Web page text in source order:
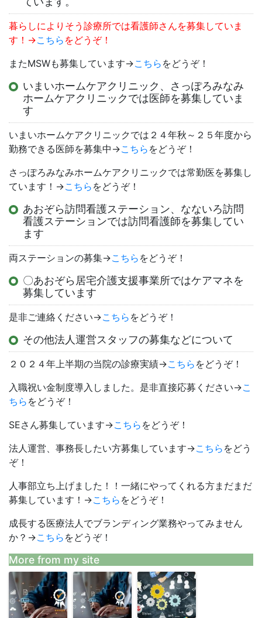
暮らしによりそう診療所では看護師さんを募集していま
す！→こちら をどうぞ！
またMSWも募集しています→こちら をどうぞ！
いまいホームケアクリニック、さっぽろみなみ
ホームケアクリニックでは医師を募集していま
す
いまいホームケアクリニックでは２４年秋～２５年度から
勤務できる医師を募集中→こちら をどうぞ！
さっぽろみなみホームケアクリニックでは常勤医を募集し
ています！→こちら をどうぞ！
あおぞら訪問看護ステーション、なないろ訪問
看護ステーションでは訪問看護師を募集してい
ます
両ステーションの募集→こちら をどうぞ！
〇あおぞら居宅介護支援事業所ではケアマネを
募集しています
是非ご連絡ください→こちら をどうぞ！
その他法人運営スタッフの募集などについて
２０２４年上半期の当院の診療実績→こちら をどうぞ！
入職祝い金制度導入しました。是非直接応募ください→こ
ちら をどうぞ！
SEさん募集しています→こちら をどうぞ！
法人運営、事務長したい方募集しています→こちら をどう
ぞ！
人事部立ち上げました！！一緒にやってくれる方まだまだ
募集しています！→こちら をどうぞ！
成長する医療法人でブランディング業務やってみません
か？→こちら をどうぞ！
More from my site